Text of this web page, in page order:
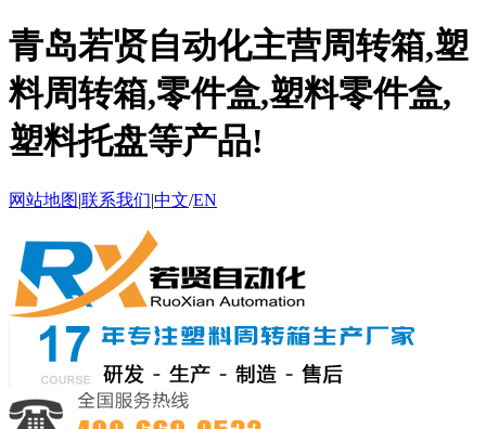
青岛若贤自动化主营周转箱,塑
料周转箱,零件盒,塑料零件盒,
塑料托盘等产品!
网站地图|联系我们|中文/EN